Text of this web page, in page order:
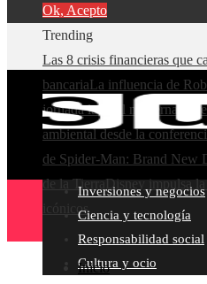
Ok, Acepto
Trending
Las 8 crisis financieras que
bancariaLa influencia de
jornada laboral moderna La
ambiental desde la
de Spider-Man: Brand New
de la TierraDisney impulsa
icónicos
Inversiones y negocios
Ciencia y tecnología
Responsabilidad social
Cultura y ocio
Inicio